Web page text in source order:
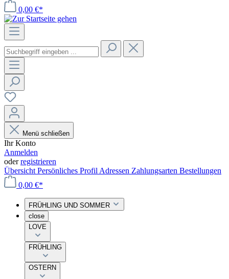
0,00 €*
Menü schließen
Ihr Konto
Anmelden
oderregistrieren
Übersicht Persönliches Profil Adressen Zahlungsarten Bestellungen
0,00 €*
FRÜHLING UND SOMMER
close
LOVE
FRÜHLING
OSTERN